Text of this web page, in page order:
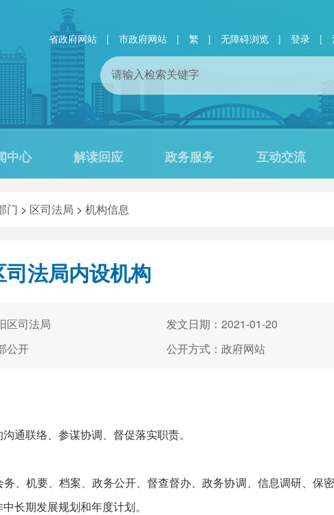
省政府网站 | 市政府网站 | 繁 | 无障碍浏览 | 登录 |
中心 解读回应 政务服务 互动交流
门 > 区司法局 > 机构信息
司法局内设机构
区司法局
发文日期：2021-01-20
公开 公开方式：政府网站
通联络、参谋协调、督促落实职责。
、机要、档案、政务公开、督查督办、政务协调、信息调研、保
长期发展规划和年度计划。